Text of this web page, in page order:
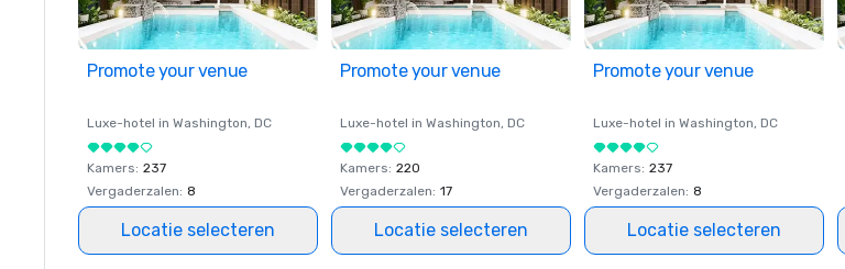
Promote your venue
Luxe-hotel in Washington, DC
Kamers: 237
Vergaderzalen: 8
Locatie selecteren
Promote your venue
Luxe-hotel in Washington, DC
Kamers: 220
Vergaderzalen: 17
Locatie selecteren
Promote your venue
Luxe-hotel in Washington, DC
Kamers: 237
Vergaderzalen: 8
Locatie selecteren